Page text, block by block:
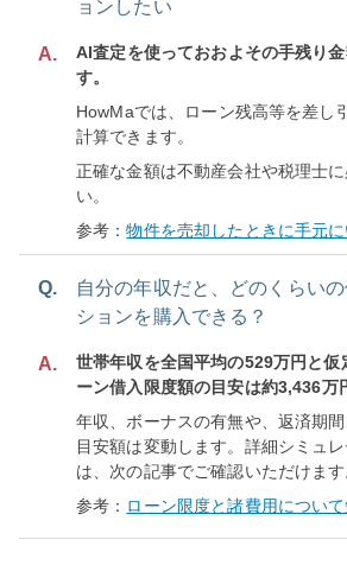
ョンしたい
A.
AI査定を使っておおよその手残り
す。
HowMaでは、ローン残高等を差し
計算できます。
正確な金額は不動産会社や税理士
い。
参考：物件を売却したときに手元
Q.
自分の年収だと、どのくらい
ションを購入できる？
A.
世帯年収を全国平均の529万円と仮
ーン借入限度額の目安は約3,436万
年収、ボーナスの有無や、返済期
目安額は変動します。詳細シミュ
は、次の記事でご確認いただけます
参考： ローン限度と諸費用につい